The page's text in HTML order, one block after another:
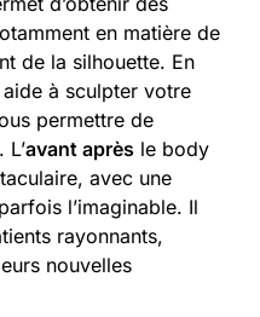
en matière de
de la silhouette. En
aide à sculpter votre
permettre de
avant après le body
avec une
l’imaginable. Il
rayonnants,
nouvelles